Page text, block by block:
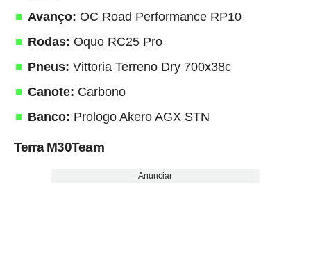
Avanço: OC Road Performance RP10
Rodas: Oquo RC25 Pro
Pneus: Vittoria Terreno Dry 700x38c
Canote: Carbono
Banco: Prologo Akero AGX STN
Terra M30Team
Anunciar